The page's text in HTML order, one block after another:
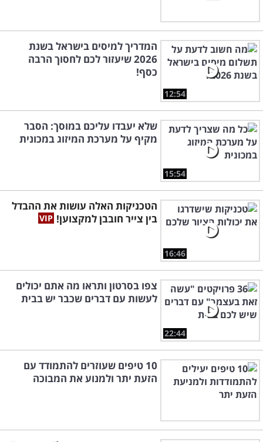
12:54
המדריך למיסים בישראל בשנת
2026 שיעזור לכם לחסוך הרבה
כסף!
15:54
שלא יעבדו עליכם במוסך: הסבר
מקיף על מערכת המיזוג במכונית
16:46
הטכניקות האלה עושות את ההבדל
בין צייר חובבן למקצוען!
22:44
צפו בסרטון ותראו מה אתם יכולים
לעשות עם דברים שכבר יש בבית
10 טיפים שעוזרים להתמודד עם
הזעת יתר ולמנוע את המבוכה